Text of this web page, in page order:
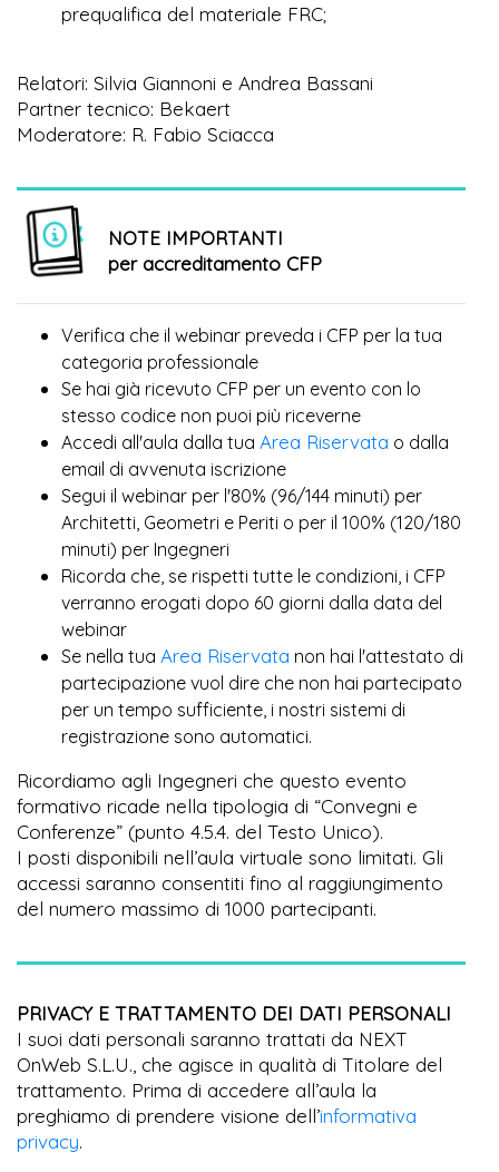
prequalifica del materiale FRC;
Relatori: Silvia Giannoni e Andrea Bassani
Partner tecnico: Bekaert
Moderatore: R. Fabio Sciacca
NOTE IMPORTANTI
per accreditamento CFP
Verifica che il webinar preveda i CFP per la tua
categoria professionale
Se hai già ricevuto CFP per un evento con lo
stesso codice non puoi più riceverne
Accedi all'aula dalla tua Area Riservata o dalla
email di avvenuta iscrizione
Segui il webinar per l'80% (96/144 minuti) per
Architetti, Geometri e Periti o per il 100% (120/180
minuti) per Ingegneri
Ricorda che, se rispetti tutte le condizioni, i CFP
verranno erogati dopo 60 giorni dalla data del
webinar
Se nella tua Area Riservata non hai l'attestato di
partecipazione vuol dire che non hai partecipato
per un tempo sufficiente, i nostri sistemi di
registrazione sono automatici.
Ricordiamo agli Ingegneri che questo evento
formativo ricade nella tipologia di “Convegni e
Conferenze” (punto 4.5.4. del Testo Unico).
I posti disponibili nell’aula virtuale sono limitati. Gli
accessi saranno consentiti fino al raggiungimento
del numero massimo di 1000 partecipanti.
PRIVACY E TRATTAMENTO DEI DATI PERSONALI
I suoi dati personali saranno trattati da NEXT
OnWeb S.L.U., che agisce in qualità di Titolare del
trattamento. Prima di accedere all’aula la
preghiamo di prendere visione dell’informativa
privacy.